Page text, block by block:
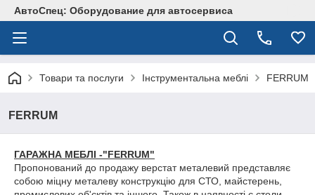
АвтоСпец: Оборудование для автосервиса
Товари та послуги Інструментальна меблі FERRUM
FERRUM
ГАРАЖНА МЕБЛІ -"FERRUM"
Пропонований до продажу верстат металевий представляє
собою міцну металеву конструкцію для СТО, майстерень,